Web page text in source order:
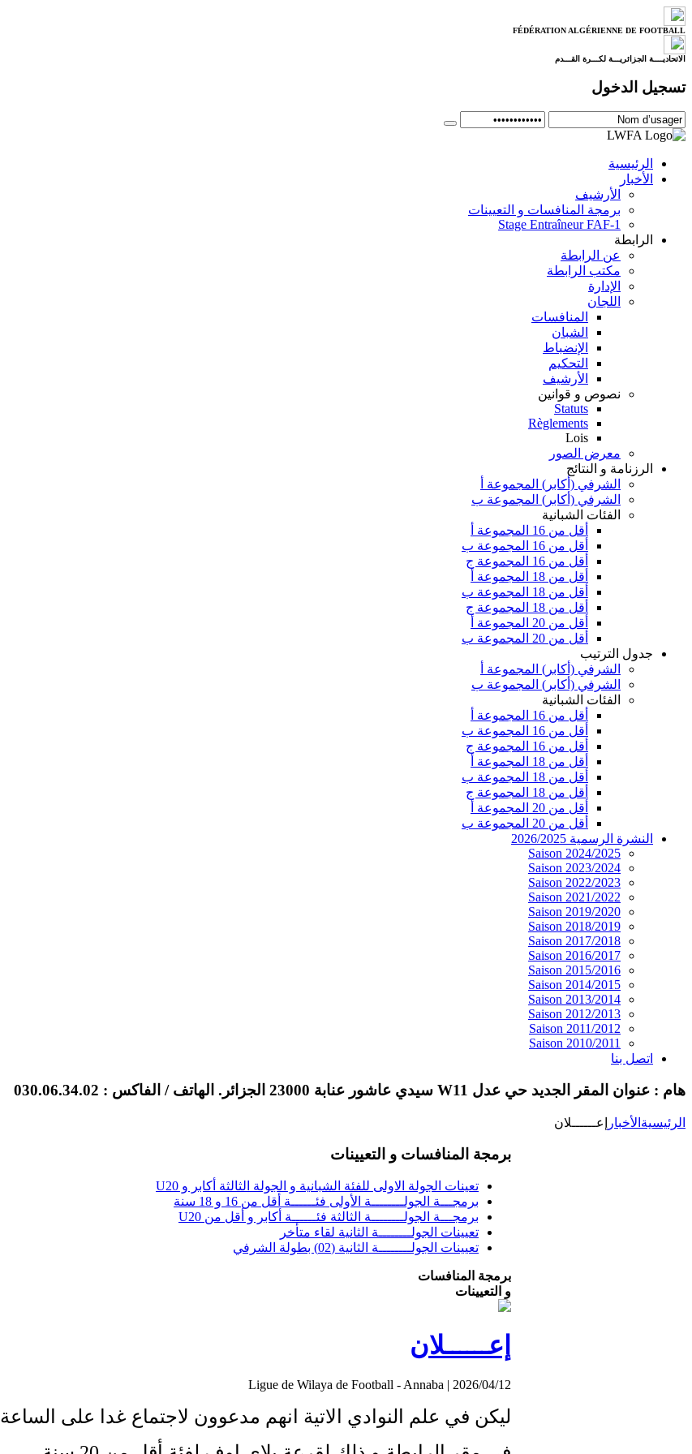
FÉDÉRATION ALGÉRIENNE DE FOOTBALL
الاتحاديــــة الجزائريـــة لكـــرة القـــدم
تسجيل الدخول
الرئيسية
الأخبار
الأرشيف
برمجة المنافسات و التعيينات
Stage Entraîneur FAF-1
الرابطة
عن الرابطة
مكتب الرابطة
الإدارة
اللجان
المنافسات
الشبان
الإنضباط
التحكيم
الأرشيف
نصوص و قوانين
Statuts
Règlements
Lois
معرض الصور
الرزنامة و النتائج
الشرفي (أكابر) المجموعة أ
الشرفي (أكابر) المجموعة ب
الفئات الشبانية
أقل من 16 المجموعة أ
أقل من 16 المجموعة ب
أقل من 16 المجموعة ج
أقل من 18 المجموعة أ
أقل من 18 المجموعة ب
أقل من 18 المجموعة ج
أقل من 20 المجموعة أ
أقل من 20 المجموعة ب
جدول الترتيب
الشرفي (أكابر) المجموعة أ
الشرفي (أكابر) المجموعة ب
الفئات الشبانية
أقل من 16 المجموعة أ
أقل من 16 المجموعة ب
أقل من 16 المجموعة ج
أقل من 18 المجموعة أ
أقل من 18 المجموعة ب
أقل من 18 المجموعة ج
أقل من 20 المجموعة أ
أقل من 20 المجموعة ب
النشرة الرسمية 2026/2025
Saison 2024/2025
Saison 2023/2024
Saison 2022/2023
Saison 2021/2022
Saison 2019/2020
Saison 2018/2019
Saison 2017/2018
Saison 2016/2017
Saison 2015/2016
Saison 2014/2015
Saison 2013/2014
Saison 2012/2013
Saison 2011/2012
Saison 2010/2011
اتصل بنا
هام : عنوان المقر الجديد حي عدل W11 سيدي عاشور عنابة 23000 الجزائر. الهاتف / الفاكس : 030.06.34.02
الرئيسية الأخبار إعــــــلان
برمجة المنافسات و التعيينات
تعينات الجولة الاولى للفئة الشبانية و الجولة الثالثة أكابر و U20
برمجـــة الجولــــــــة الأولى فئــــــة أقل من 16 و 18 سنة
برمجـــة الجولــــــــة الثالثة فئــــــة أكابر و أقل من U20
تعيينات الجولــــــــة الثانية لقاء متأخر
تعيينات الجولــــــــة الثانية (02) بطولة الشرفي
برمجة المنافسات
و التعيينات
إعــــــلان
Ligue de Wilaya de Football - Annaba | 2026/04/12
ليكن في علم النوادي الاتية انهم مدعوون لاجتماع غدا على الساعة 13 سا